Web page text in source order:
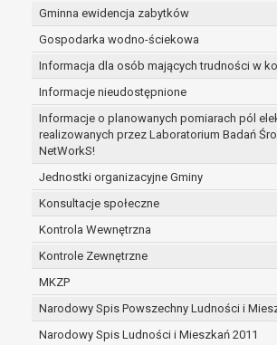
Gminna ewidencja zabytków
Gospodarka wodno-ściekowa
Informacja dla osób mających trudności w
Informacje nieudostępnione
Informacje o planowanych pomiarach pól
realizowanych przez Laboratorium Badań
NetWorkS!
Jednostki organizacyjne Gminy
Konsultacje społeczne
Kontrola Wewnętrzna
Kontrole Zewnętrzne
MKZP
Narodowy Spis Powszechny Ludności i
Narodowy Spis Ludności i Mieszkań 2011
w celu zawarcia i realizacji umowy
odbywa się przez okres niezbędny
zawartej umowy, a po tym czasie w
wymaganym przez przepisy prawa
zabezpieczenia ewentualnych
przypadku wyrażenia zgody na
danych po zakończeniu i rozliczeniu
czasu wycofania tej zgody.
Ponadto w przypadku umów o
dane osobowe od momentu
przechowywane są przez okres
umowy o dofinansowanie zawartej
beneficjentem a określoną instytucją,
danego projektu i konieczności
dokumentacji projektu do celów
W związku z przetwarzaniem przez
administratora danych osobowych